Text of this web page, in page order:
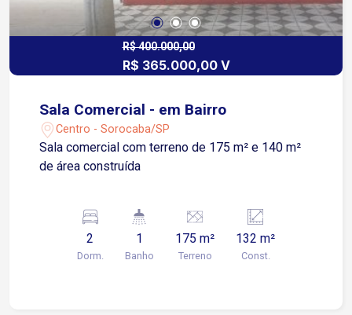
R$ 400.000,00
R$ 365.000,00 V
Sala Comercial - em Bairro
Centro - Sorocaba/SP
Sala comercial com terreno de 175 m² e 140 m²
de área construída
2
Dorm.
1
Banho
175 m²
Terreno
132 m²
Const.